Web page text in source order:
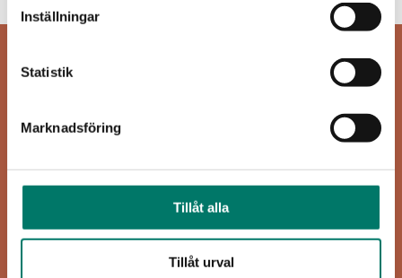
Inställningar
Statistik
Marknadsföring
Tillåt alla
Tillåt urval
Blasieholmsgatan 4A
viva@vivavinomat.se